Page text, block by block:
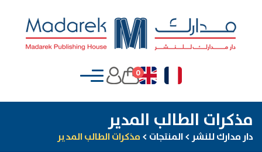
0
مذكرات الطالب المدير
دار مدارك للنشر >المنتجات > مذكرات الطالب المدير